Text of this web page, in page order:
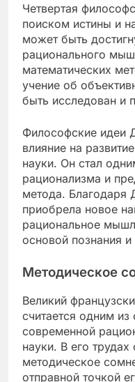
Четвертая
поиском истины и
может быть
рационального
математических
учение об
быть исследован и
Философские идеи
влияние на
науки. Он стал
рационализма и
метода. Благодаря
приобрела новое
рациональное
основой познания
Методическое
Великий
считается одним
современной
науки. В его
методическое
отправной точкой